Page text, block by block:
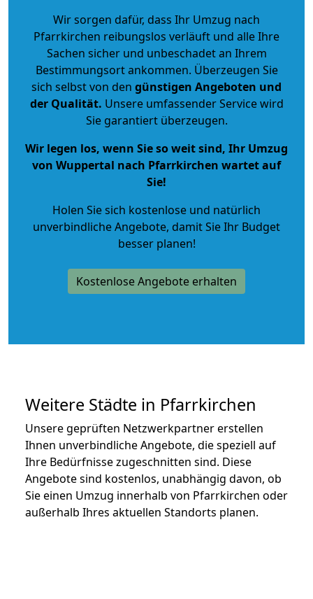
Wir sorgen dafür, dass Ihr Umzug nach
Pfarrkirchen reibungslos verläuft und alle Ihre
Sachen sicher und unbeschadet an Ihrem
Bestimmungsort ankommen. Überzeugen Sie
sich selbst von den günstigen Angeboten und
der Qualität. Unsere umfassender Service wird
Sie garantiert überzeugen.
Wir legen los, wenn Sie so weit sind, Ihr Umzug
von Wuppertal nach Pfarrkirchen wartet auf
Sie!
Holen Sie sich kostenlose und natürlich
unverbindliche Angebote, damit Sie Ihr Budget
besser planen!
Kostenlose Angebote erhalten
Weitere Städte in Pfarrkirchen
Unsere geprüften Netzwerkpartner erstellen
Ihnen unverbindliche Angebote, die speziell auf
Ihre Bedürfnisse zugeschnitten sind. Diese
Angebote sind kostenlos, unabhängig davon, ob
Sie einen Umzug innerhalb von Pfarrkirchen oder
außerhalb Ihres aktuellen Standorts planen.